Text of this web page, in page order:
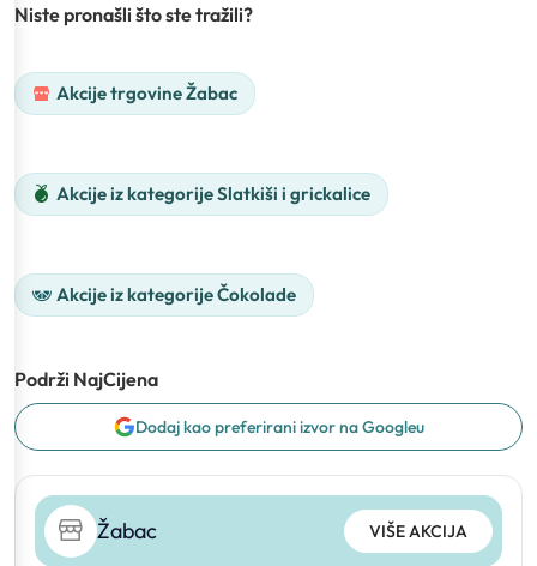
Niste pronašli što ste tražili?
Akcije trgovine Žabac
Akcije iz kategorije Slatkiši i grickalice
Akcije iz kategorije Čokolade
Podrži NajCijena
Dodaj kao preferirani izvor na Googleu
Žabac VIŠE AKCIJA